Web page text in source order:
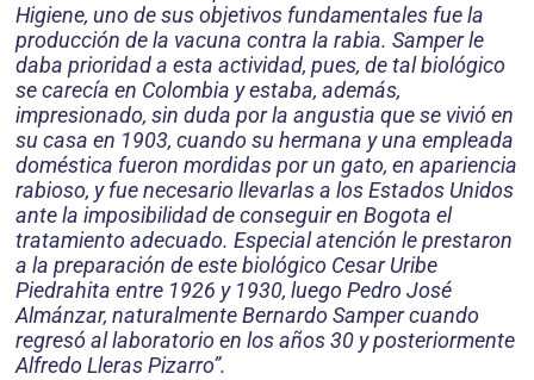
Higiene, uno de sus objetivos fundamentales fue la
producción de la vacuna contra la rabia. Samper le
daba prioridad a esta actividad, pues, de tal biológico
se carecía en Colombia y estaba, además,
impresionado, sin duda por la angustia que se vivió en
su casa en 1903, cuando su hermana y una empleada
doméstica fueron mordidas por un gato, en apariencia
rabioso, y fue necesario llevarlas a los Estados Unidos
ante la imposibilidad de conseguir en Bogota el
tratamiento adecuado. Especial atención le prestaron
a la preparación de este biológico Cesar Uribe
Piedrahita entre 1926 y 1930, luego Pedro José
Almánzar, naturalmente Bernardo Samper cuando
regresó al laboratorio en los años 30 y posteriormente
Alfredo Lleras Pizarro”.